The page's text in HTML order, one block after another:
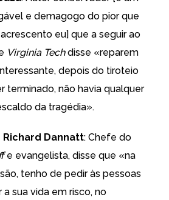
e demagogo do pior que
eu] que a seguir ao
Virginia Techdisse «reparem
depois do tiroteio
terminado, não havia qualquer
da tragédia».
Richard Dannatt: Chefe do
e evangelista, disse que «na
tenho de pedir às pessoas
a sua vida em risco, no